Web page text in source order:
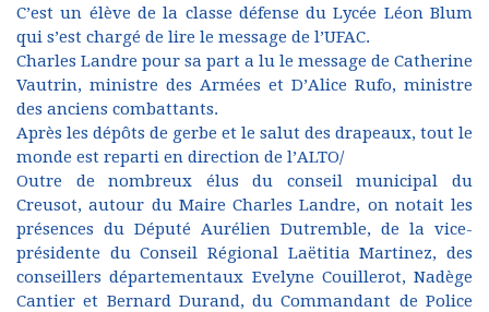
C’est un élève de la classe défense du Lycée Léon Blum
qui s’est chargé de lire le message de l’UFAC.
Charles Landre pour sa part a lu le message de Catherine
Vautrin, ministre des Armées et D’Alice Rufo, ministre
des anciens combattants.
Après les dépôts de gerbe et le salut des drapeaux, tout le
monde est reparti en direction de l’ALTO/
Outre de nombreux élus du conseil municipal du
Creusot, autour du Maire Charles Landre, on notait les
présences du Député Aurélien Dutremble, de la vice-
présidente du Conseil Régional Laëtitia Martinez, des
conseillers départementaux Evelyne Couillerot, Nadège
Cantier et Bernard Durand, du Commandant de Police